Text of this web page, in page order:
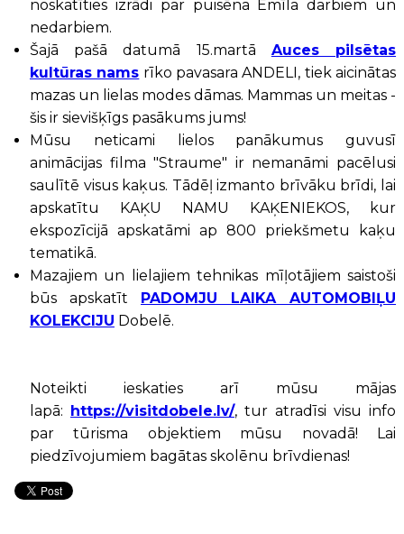
noskatīties izrādi par puisēna Emīla darbiem un
nedarbiem.
Šajā pašā datumā 15.martā Auces pilsētas
kultūras nams rīko pavasara ANDELI, tiek aicinātas
mazas un lielas modes dāmas. Mammas un meitas -
šis ir sievišķīgs pasākums jums!
Mūsu neticami lielos panākumus guvusī
animācijas filma "Straume" ir nemanāmi pacēlusi
saulītē visus kaķus. Tādēļ izmanto brīvāku brīdi, lai
apskatītu KAĶU NAMU KAĶENIEKOS, kur
ekspozīcijā apskatāmi ap 800 priekšmetu kaķu
tematikā.
Mazajiem un lielajiem tehnikas mīļotājiem saistoši
būs apskatīt
PADOMJU LAIKA AUTOMOBIĻU
KOLEKCIJU Dobelē.
Noteikti ieskaties arī mūsu mājas
lapā:
https://visitdobele.lv/, tur atradīsi visu info
par tūrisma objektiem mūsu novadā! Lai
piedzīvojumiem bagātas skolēnu brīvdienas!